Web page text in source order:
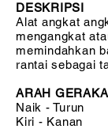
DESKRIPSI
Alat angkat
mengangkat
memindahkan
rantai sebagai
ARAH
Naik - Turun
Kiri - Kanan